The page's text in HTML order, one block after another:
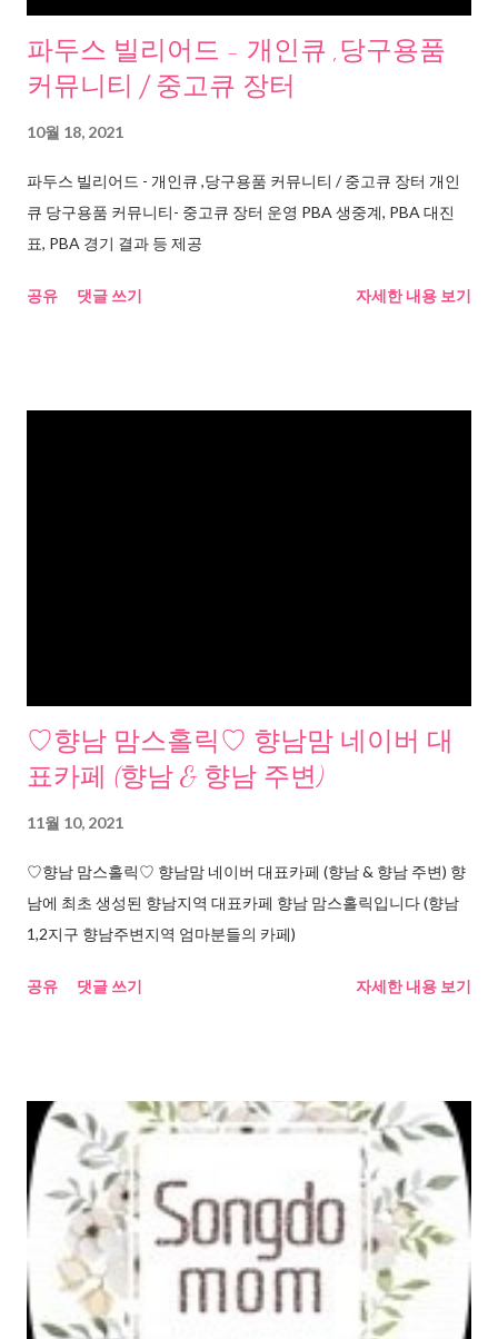
파두스 빌리어드 - 개인큐 ,당구용품
커뮤니티 / 중고큐 장터
10월 18, 2021
파두스 빌리어드 - 개인큐 ,당구용품 커뮤니티 / 중고큐 장터 개인
큐 당구용품 커뮤니티- 중고큐 장터 운영 PBA 생중계, PBA 대진
표, PBA 경기 결과 등 제공
공유 댓글 쓰기 자세한 내용 보기
♡향남 맘스홀릭♡ 향남맘 네이버 대
표카페 (향남 & 향남 주변)
11월 10, 2021
♡향남 맘스홀릭♡ 향남맘 네이버 대표카페 (향남 & 향남 주변) 향
남에 최초 생성된 향남지역 대표카페 향남 맘스홀릭입니다 (향남
1,2지구 향남주변지역 엄마분들의 카페)
공유 댓글 쓰기 자세한 내용 보기